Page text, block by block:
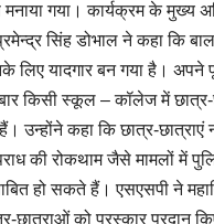
गया। कार्यक्रम के मुख्य
सिंह डोभाल ने कहा कि
लिए यादगार बन गया है। अपने
किसी स्कूल – कॉलेज में
उन्होंने कहा कि छात्र-छात्राएं
की रोकथाम जैसे मामलों में
हो सकते हैं। एसएसपी ने
छात्राओं को पुरस्कार प्रदान